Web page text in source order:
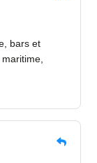
bars et